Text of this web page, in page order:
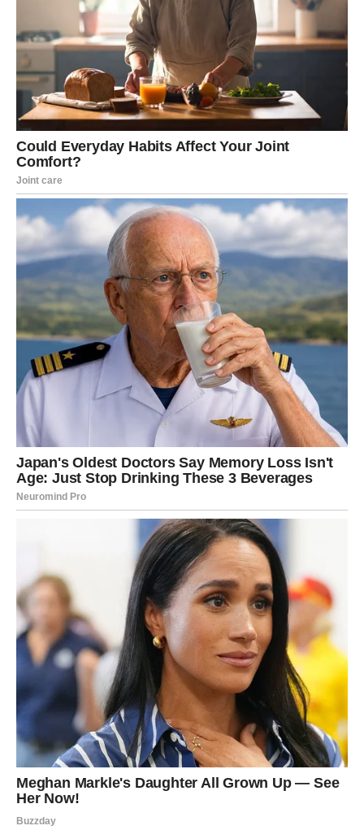
Device konačno ulaze u period stabilnosti. Poslovni
projekti napreduju, a jedna saradnja donosi sigurnost i
mnogo bolje uslove nego ranije.
Na emotivnom planu očekuju vas iskreni razgovori koji
učvršćuju odnos sa partnerom.
Vaga
Vagama dolazi ostvarenje jedne velike želje. Vest koja
uskoro stiže vratiće vam veru da se život menja onda
kada tome najmanje težimo.
Partner će biti vaša najveća podrška, dok slobodne Vage
mogu upoznati osobu koja će uneti mnogo radosti u
Škorpija
Škorpijama predstoji važan finansijski preokret. Poslovni
razgovori donose nove prilike, a jedna odluka pokazaće
se kao izuzetno korisna za vašu budućnost.
Na ljubavnom planu očekuje vas iskren razgovor koji
rešava stare nesporazume.
Strelac